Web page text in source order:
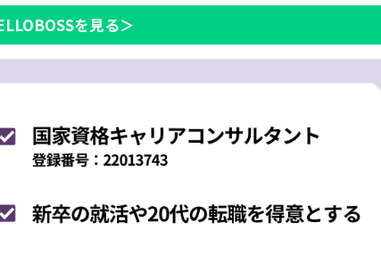
を見る＞